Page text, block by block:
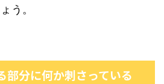
う。
部分に何か刺さっている